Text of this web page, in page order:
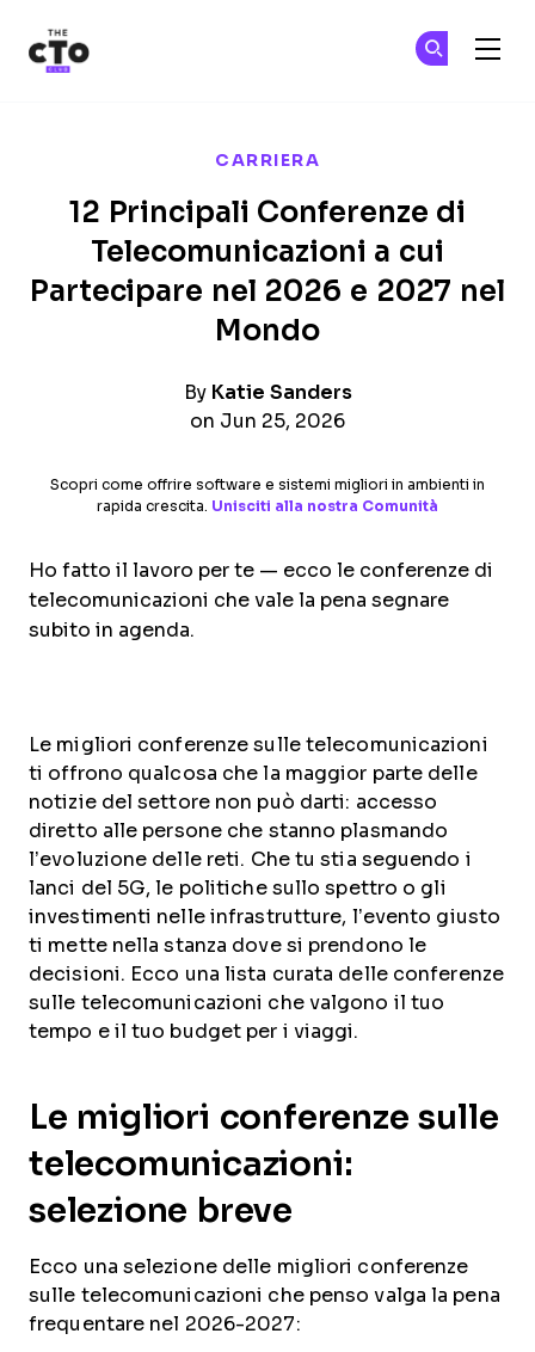
CARRIERA
12 Principali Conferenze di
Telecomunicazioni a cui
Partecipare nel 2026 e 2027 nel
Mondo
By Katie Sanders
on Jun 25, 2026
Scopri come offrire software e sistemi migliori in ambienti in
rapida crescita. Unisciti alla nostra Comunità
Ho fatto il lavoro per te — ecco le conferenze di
telecomunicazioni che vale la pena segnare
subito in agenda.
Le migliori conferenze sulle telecomunicazioni
ti offrono qualcosa che la maggior parte delle
notizie del settore non può darti: accesso
diretto alle persone che stanno plasmando
l’evoluzione delle reti. Che tu stia seguendo i
lanci del 5G, le politiche sullo spettro o gli
investimenti nelle infrastrutture, l’evento giusto
ti mette nella stanza dove si prendono le
decisioni. Ecco una lista curata delle conferenze
sulle telecomunicazioni che valgono il tuo
tempo e il tuo budget per i viaggi.
Le migliori conferenze sulle
telecomunicazioni:
selezione breve
Ecco una selezione delle migliori conferenze
sulle telecomunicazioni che penso valga la pena
frequentare nel 2026-2027: